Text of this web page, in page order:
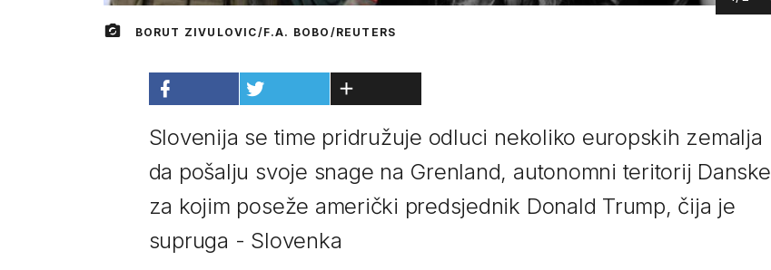
BORUT ZIVULOVIC/F.A. BOBO/REUTERS
Slovenija se time pridružuje odluci nekoliko europskih zemalja
da pošalju svoje snage na Grenland, autonomni teritorij Danske
za kojim poseže američki predsjednik Donald Trump, čija je
supruga - Slovenka